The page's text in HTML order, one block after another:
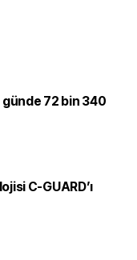
72 bin 340
C-GUARD’ı